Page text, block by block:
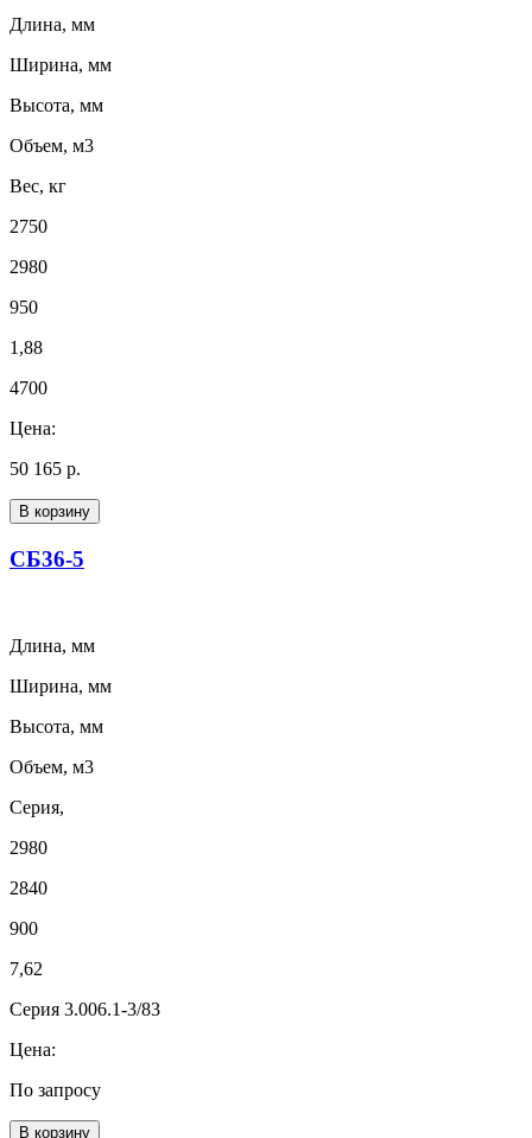
Длина, мм
Ширина, мм
Высота, мм
Объем, м3
Вес, кг
2750
2980
950
1,88
4700
Цена:
50 165 р.
В корзину
СБ36-5
Длина, мм
Ширина, мм
Высота, мм
Объем, м3
Серия,
2980
2840
900
7,62
Серия 3.006.1-3/83
Цена:
По запросу
В корзину